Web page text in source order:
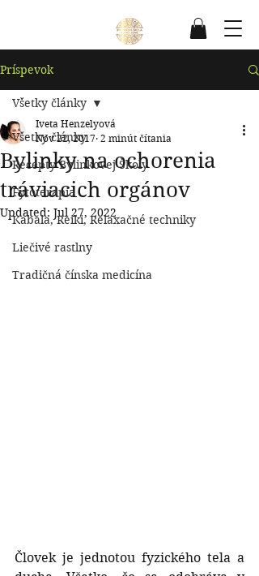
Príspevok
Všetky články
Recepty Bylinkovej Školy
Fytoterapia
Kabala, Reiki, Relaxačné techniky
Liečivé rastlny
Tradičná čínska medicína
Všetky články
Bylinky na ochorenia
tráviacich orgánov
Iveta Henzelyová
Nov 22, 2017 2 minút čítania
Updated: Jul 27, 2022
Človek je jednotou fyzického tela a